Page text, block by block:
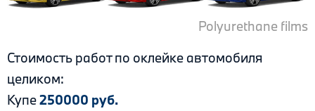
Polyurethane films
Стоимость работ по оклейке автомобиля
целиком:
Купе250000 руб.